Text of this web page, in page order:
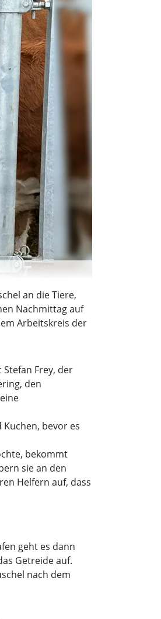
an die Tiere,
Nachmittag auf
Arbeitskreis der
Frey, der
den
bevor es
bekommt
sie an den
Helfern auf, dass
geht es dann
Getreide auf.
nach dem